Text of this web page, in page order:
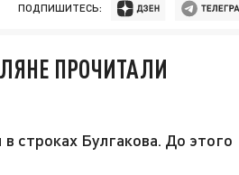
ПОДПИШИТЕСЬ:
ПРОЧИТАЛИ
строках Булгакова. До этого